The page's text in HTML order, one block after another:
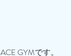
GYMです。